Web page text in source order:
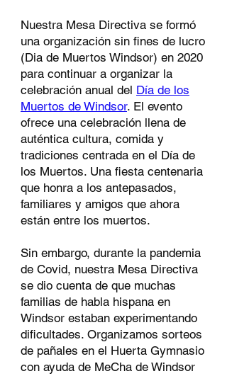
Nuestra Mesa Directiva se formó
una organización sin fines de lucro
(Dia de Muertos Windsor) en 2020
para continuar a organizar la
celebración anual del Día de los
Muertos de Windsor. El evento
ofrece una celebración llena de
auténtica cultura, comida y
tradiciones centrada en el Día de
los Muertos. Una fiesta centenaria
que honra a los antepasados,
familiares y amigos que ahora
están entre los muertos.
Sin embargo, durante la pandemia
de Covid, nuestra Mesa Directiva
se dio cuenta de que muchas
familias de habla hispana en
Windsor estaban experimentando
dificultades. Organizamos sorteos
de pañales en el Huerta Gymnasio
con ayuda de MeCha de Windsor